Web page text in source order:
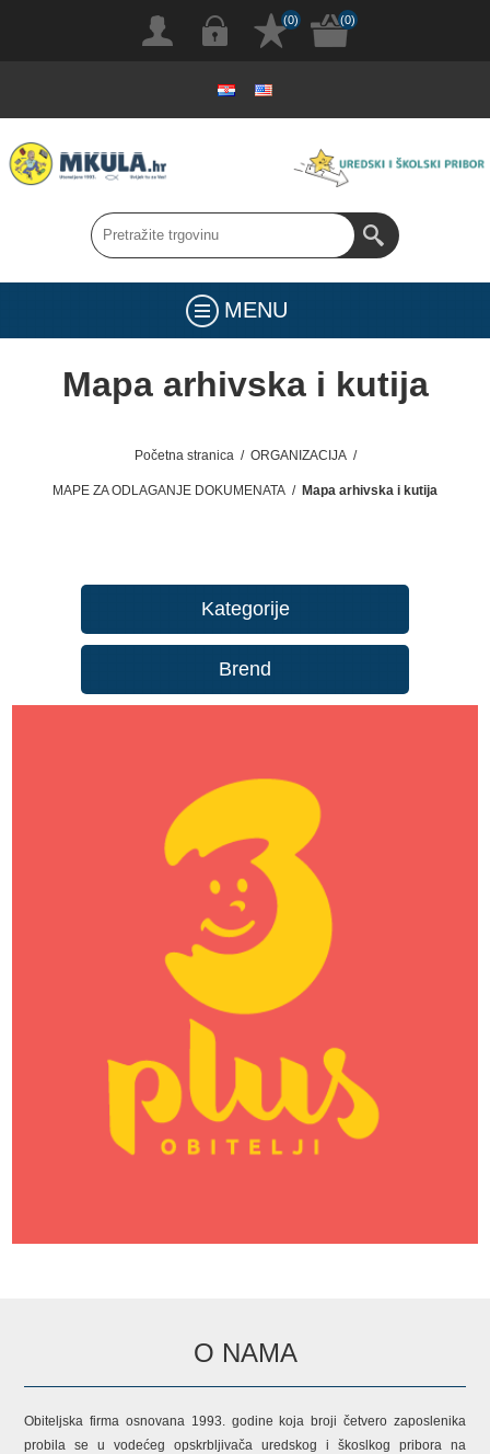
(0) (0)
MENU
Mapa arhivska i kutija
Početna stranica / ORGANIZACIJA /
MAPE ZA ODLAGANJE DOKUMENATA / Mapa arhivska i kutija
Kategorije
Brend
O NAMA
Obiteljska firma osnovana 1993. godine koja broji četvero zaposlenika
probila se u vodećeg opskrbljivača uredskog i škoslkog pribora na